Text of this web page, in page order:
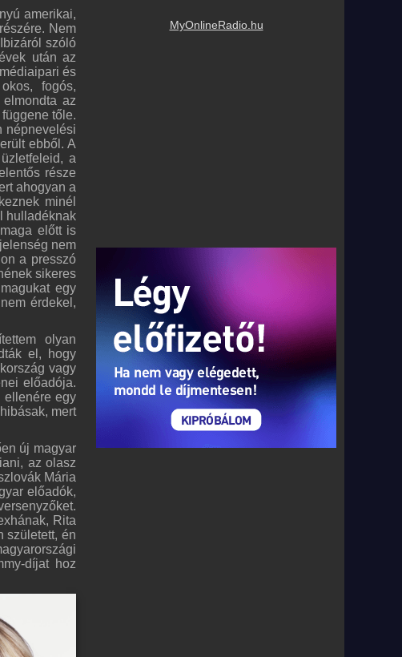
MyOnlineRadio.hu
amerikai,
Nem
szóló
után az
és
fogós,
az
tőle.
népnevelési
ebből. A
a
része
ahogyan a
minél
hulladéknak
előtt is
nem
a presszó
sikeres
egy
érdekel,
olyan
el, hogy
vagy
előadója.
ellenére egy
mert
új magyar
az olasz
Mária
előadók,
Rita
született, én
díjat hoz